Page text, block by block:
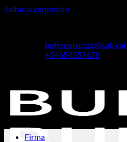
Saltar al contenido
bufetdelacruz@icab.cat
+34654557678
Firma